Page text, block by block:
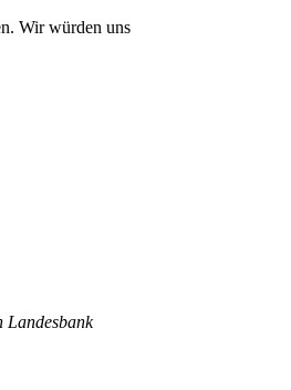
Wir würden uns
Landesbank